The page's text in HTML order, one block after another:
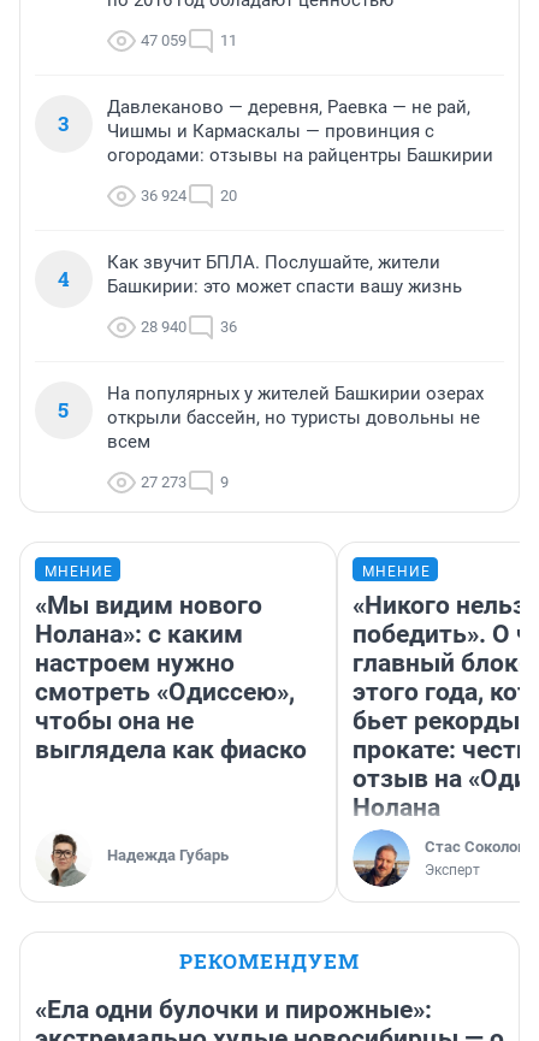
47 059 11
3
Давлеканово — деревня, Раевка — не рай,
Чишмы и Кармаскалы — провинция с
огородами: отзывы на райцентры Башкирии
36 924 20
4
Как звучит БПЛА. Послушайте, жители
Башкирии: это может спасти вашу жизнь
28 940 36
5
На популярных у жителей Башкирии озерах
открыли бассейн, но туристы довольны не
всем
27 273 9
МНЕНИЕ
«Мы видим нового
Нолана»: с каким
настроем нужно
смотреть «Одиссею»,
чтобы она не
выглядела как фиаско
Надежда Губарь
МНЕНИЕ
«Никого нельзя
победить». О
главный
этого года,
бьет рекорды в
прокате:
отзыв на
Нолана
Стас Соколов
Эксперт
РЕКОМЕНДУЕМ
«Ела одни булочки и пирожные»: